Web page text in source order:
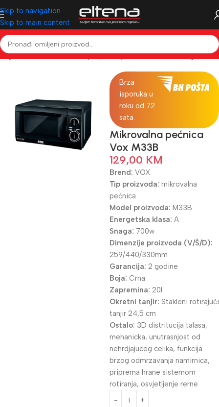
Skip to navigation
Skip to main content
Ugradbena tehnika Kuhanje i pečenje Mikrovalne i mini pećnice
Brza
isporuka u
roku od 72
sata.
Mikrovalna pećnica
Vox M33B
129,00 KM
Brend: VOX
Tip proizvoda: mikrovalna
pećnica
Model proizvoda: M33B
Energetska klasa: A
Snaga: 700w
Dimenzije proizvoda (V/Š/D):
259/440/330mm
Garancija: 2 godine
Boja: Crna
Zapremina: 20l
Okretni tanjir: Stakleni rotirajući
tanjir 24,5 cm
Ostalo: 3D distritucija talasa,
mehanicka, unutrasnjost od
nehrdjajuceg celika, funkcija
brzog odmrzavanja namirnica,
priprema hrane sistemom
rotiranja, osvjetljenje rerne